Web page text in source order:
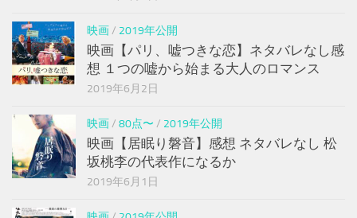
映画/ 2019年公開
映画【パリ、嘘つきな恋】ネタバレなし感
想 １つの嘘から始まる大人のロマンス
2019年6月2日
映画/ 80点〜 / 2019年公開
映画【居眠り磐音】感想 ネタバレなし 松
坂桃李の代表作になるか
2019年6月1日